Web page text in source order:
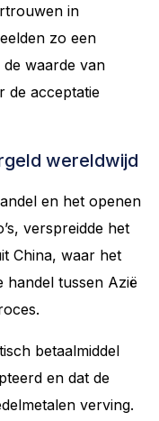
in
zo een
waarde van
de acceptatie
wereldwijd
en het openen
verspreidde het
China, waar het
handel tussen Azië
betaalmiddel
en dat de
verving.